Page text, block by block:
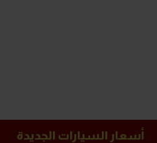
أسعار السيارات الجديدة